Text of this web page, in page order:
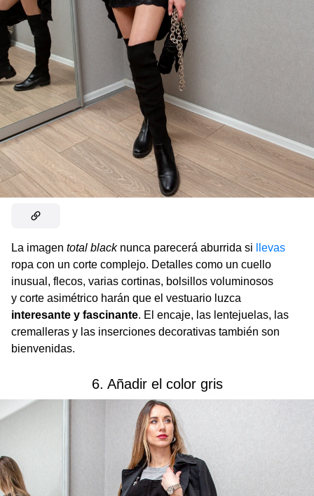
La imagen total blacknunca parecerá aburrida si
llevas
ropa con un corte complejo. Detalles como un cuello
inusual, flecos, varias cortinas, bolsillos voluminosos
y corte asimétrico harán que el vestuario luzca
interesante y fascinante. El encaje, las lentejuelas, las
cremalleras y las inserciones decorativas también son
bienvenidas.
6. Añadir el color gris